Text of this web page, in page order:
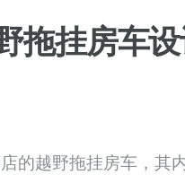
拖挂房车
的越野拖挂房车，其